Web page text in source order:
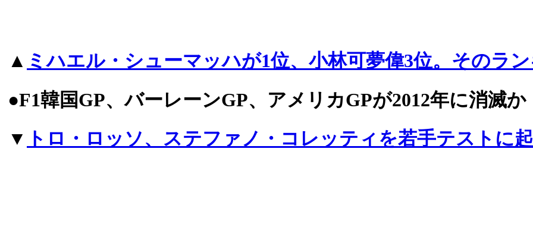
▲ ミハエル・シューマッハが1位、小林可夢偉3位。そのラ
●F1韓国GP、バーレーンGP、アメリカGPが2012年に消滅か
▼
トロ・ロッソ、ステファノ・コレッティを若手テストに